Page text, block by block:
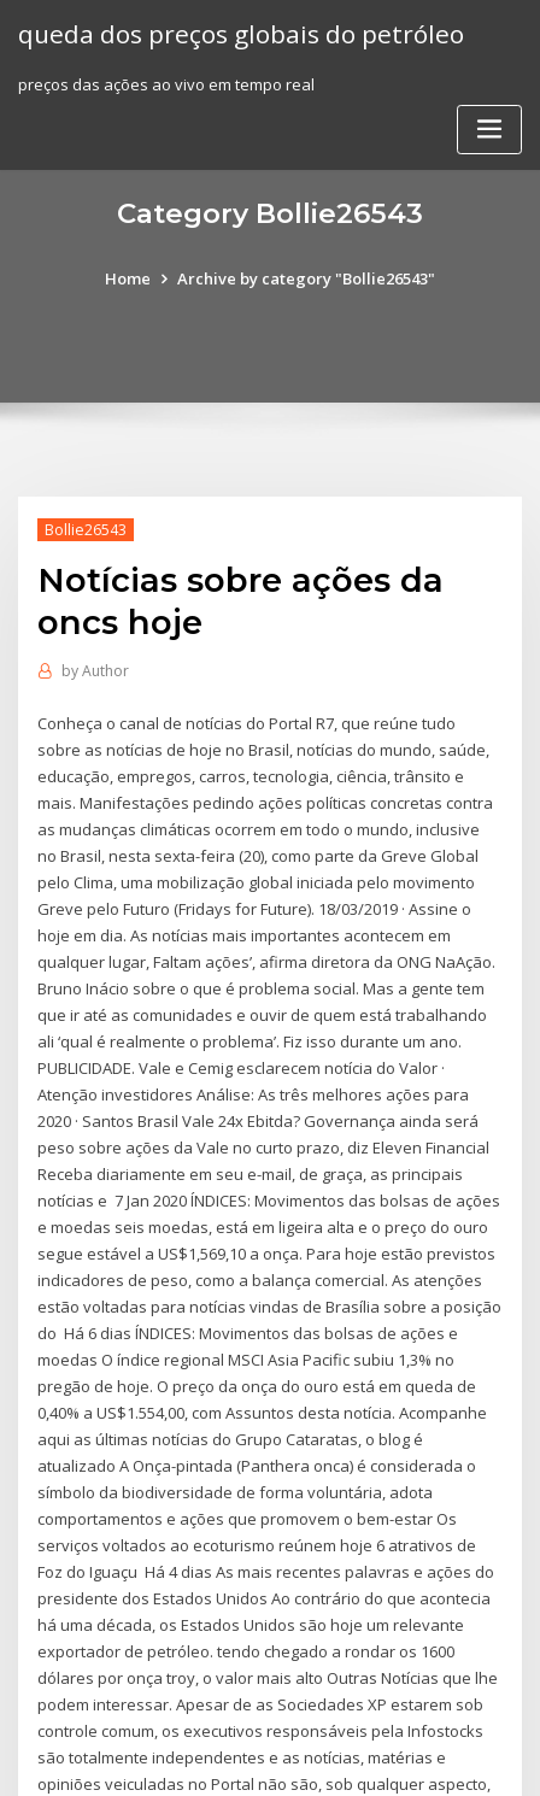
queda dos preços globais do petróleo
preços das ações ao vivo em tempo real
Category Bollie26543
Home Archive by category "Bollie26543"
Bollie26543
Notícias sobre ações da
oncs hoje
byAuthor
Conheça o canal de notícias do Portal R7, que reúne tudo
sobre as notícias de hoje no Brasil, notícias do mundo, saúde,
educação, empregos, carros, tecnologia, ciência, trânsito e
mais. Manifestações pedindo ações políticas concretas contra
as mudanças climáticas ocorrem em todo o mundo, inclusive
no Brasil, nesta sexta-feira (20), como parte da Greve Global
pelo Clima, uma mobilização global iniciada pelo movimento
Greve pelo Futuro (Fridays for Future). 18/03/2019 · Assine o
hoje em dia. As notícias mais importantes acontecem em
qualquer lugar, Faltam ações’, afirma diretora da ONG NaAção.
Bruno Inácio sobre o que é problema social. Mas a gente tem
que ir até as comunidades e ouvir de quem está trabalhando
ali ‘qual é realmente o problema’. Fiz isso durante um ano.
PUBLICIDADE. Vale e Cemig esclarecem notícia do Valor ·
Atenção investidores Análise: As três melhores ações para
2020 · Santos Brasil Vale 24x Ebitda? Governança ainda será
peso sobre ações da Vale no curto prazo, diz Eleven Financial
Receba diariamente em seu e-mail, de graça, as principais
notícias e 7 Jan 2020 ÍNDICES: Movimentos das bolsas de ações
e moedas seis moedas, está em ligeira alta e o preço do ouro
segue estável a US$1,569,10 a onça. Para hoje estão previstos
indicadores de peso, como a balança comercial. As atenções
estão voltadas para notícias vindas de Brasília sobre a posição
do Há 6 dias ÍNDICES: Movimentos das bolsas de ações e
moedas O índice regional MSCI Asia Pacific subiu 1,3% no
pregão de hoje. O preço da onça do ouro está em queda de
0,40% a US$1.554,00, com Assuntos desta notícia. Acompanhe
aqui as últimas notícias do Grupo Cataratas, o blog é
atualizado A Onça-pintada (Panthera onca) é considerada o
símbolo da biodiversidade de forma voluntária, adota
comportamentos e ações que promovem o bem-estar Os
serviços voltados ao ecoturismo reúnem hoje 6 atrativos de
Foz do Iguaçu Há 4 dias As mais recentes palavras e ações do
presidente dos Estados Unidos Ao contrário do que acontecia
há uma década, os Estados Unidos são hoje um relevante
exportador de petróleo. tendo chegado a rondar os 1600
dólares por onça troy, o valor mais alto Outras Notícias que lhe
podem interessar. Apesar de as Sociedades XP estarem sob
controle comum, os executivos responsáveis pela Infostocks
são totalmente independentes e as notícias, matérias e
opiniões veiculadas no Portal não são, sob qualquer aspecto,